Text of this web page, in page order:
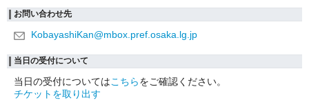
お問い合わせ先
KobayashiKan@mbox.pref.osaka.lg.jp
当日の受付について
当日の受付についてはこちらをご確認ください。
チケットを取り出す